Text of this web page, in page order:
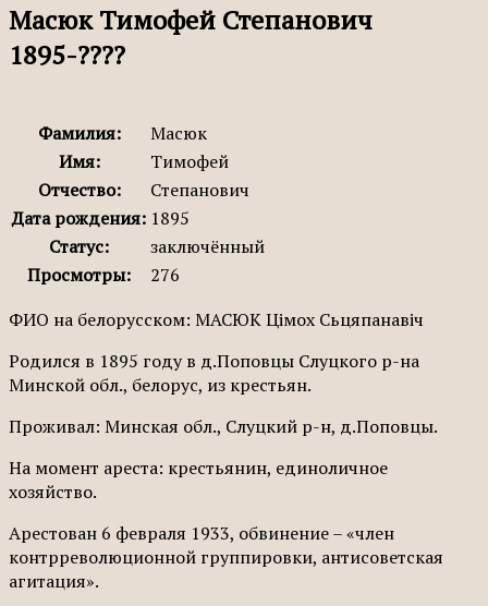
Масюк Тимофей Степанович
1895-????
Фамилия:
Масюк
Имя:
Тимофей
Отчество:
Степанович
Дата рождения: 1895
Статус:
заключённый
Просмотры:
276
ФИО на белорусском: МАСЮК Цімох Сьцяпанавіч
Родился в 1895 году в д.Поповцы Слуцкого р-на
Минской обл., белорус, из крестьян.
Проживал: Минская обл., Слуцкий р-н, д.Поповцы.
На момент ареста: крестьянин, единоличное
хозяйство.
Арестован 6 февраля 1933, обвинение – «член
контрреволюционной группировки, антисоветская
агитация».